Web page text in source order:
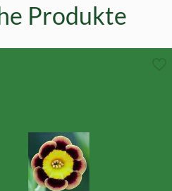
Produkte